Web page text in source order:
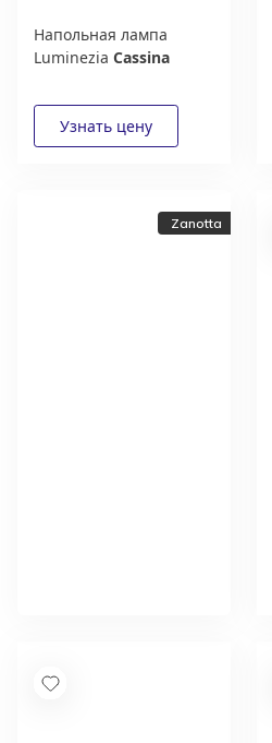
Напольная лампа
Luminezia Cassina
Zanotta